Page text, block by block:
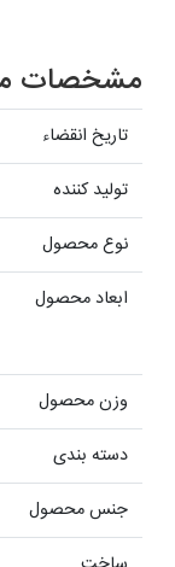
مشخصات
تاریخ انقضاء
تولید کننده
نوع محصول
ابعاد محصول
وزن محصول
دسته بندی
جنس محصول